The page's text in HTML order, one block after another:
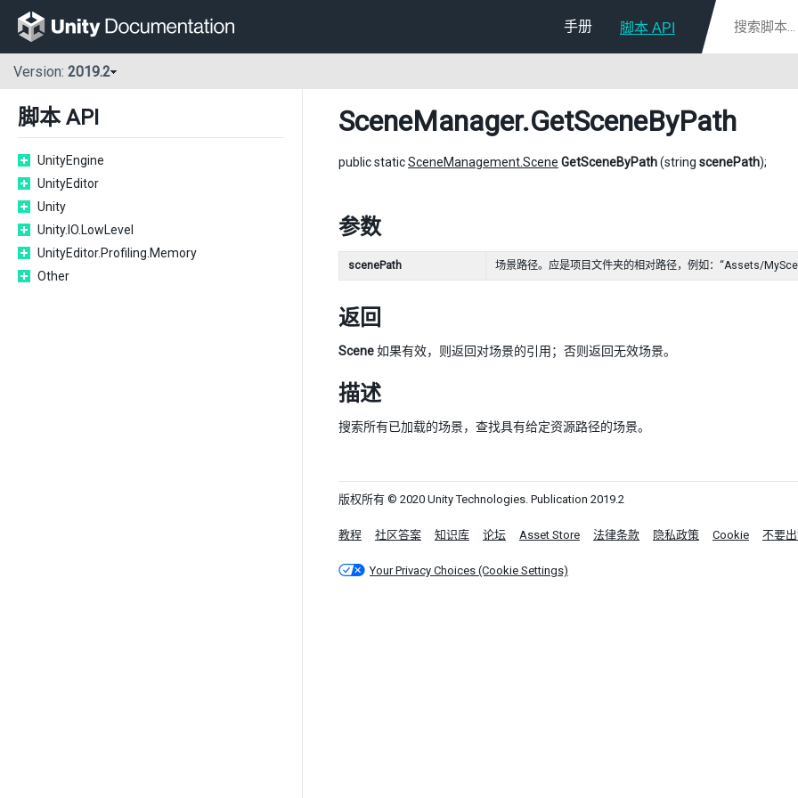
手册 脚本 API
Version: 2019.2
脚本 API
UnityEngine
UnityEditor
Unity
Unity.IO.LowLevel
UnityEditor.Profiling.Memory
Other
SceneManager.GetSceneByPath
public staticSceneManagement.Scene GetSceneByPath(string scenePath);
参数
scenePath 场景路径。应是项目文件夹的相对路径，例如：“Assets/
返回
Scene如果有效，则返回对场景的引用；否则返回无效场景。
描述
搜索所有已加载的场景，查找具有给定资源路径的场景。
版权所有 © 2020 Unity Technologies. Publication 2019.2
教程 社区答案 知识库 论坛 Asset Store 法律条款 隐私政策 Cookie 不要
Your Privacy Choices (Cookie Settings)